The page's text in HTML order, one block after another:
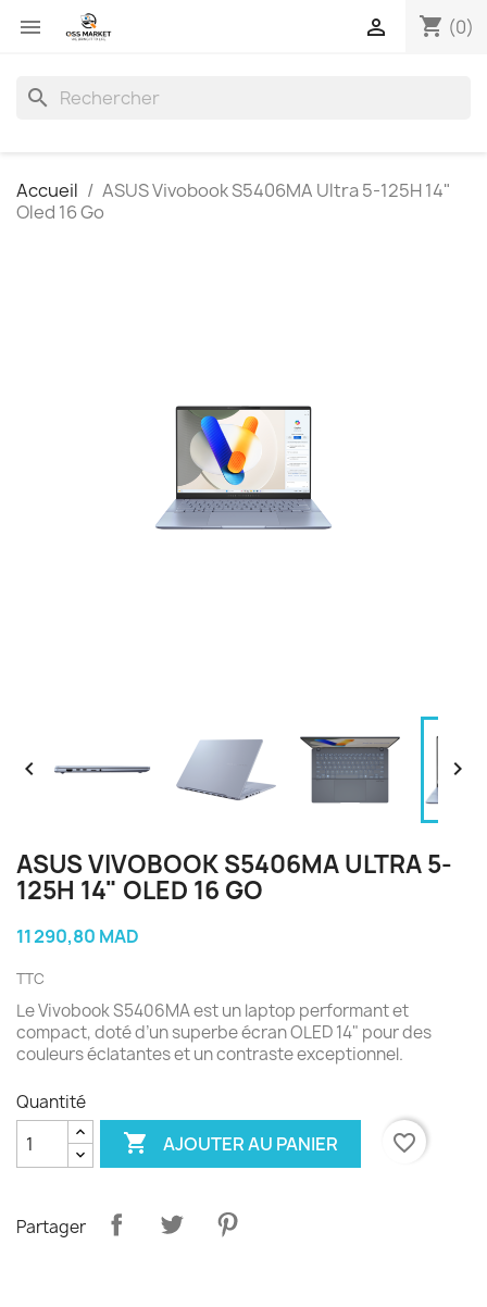
 shopping_cart (0)

search
Accueil
ASUS Vivobook S5406MA Ultra 5-125H 14"
Oled 16 Go
 
ASUS VIVOBOOK S5406MA ULTRA 5-
125H 14" OLED 16 GO
11 290,80 MAD
TTC
Le Vivobook S5406MA est un laptop performant et
compact, doté d’un superbe écran OLED 14" pour des
couleurs éclatantes et un contraste exceptionnel.
Quantité
 AJOUTER AU PANIER favorite_border
Partager